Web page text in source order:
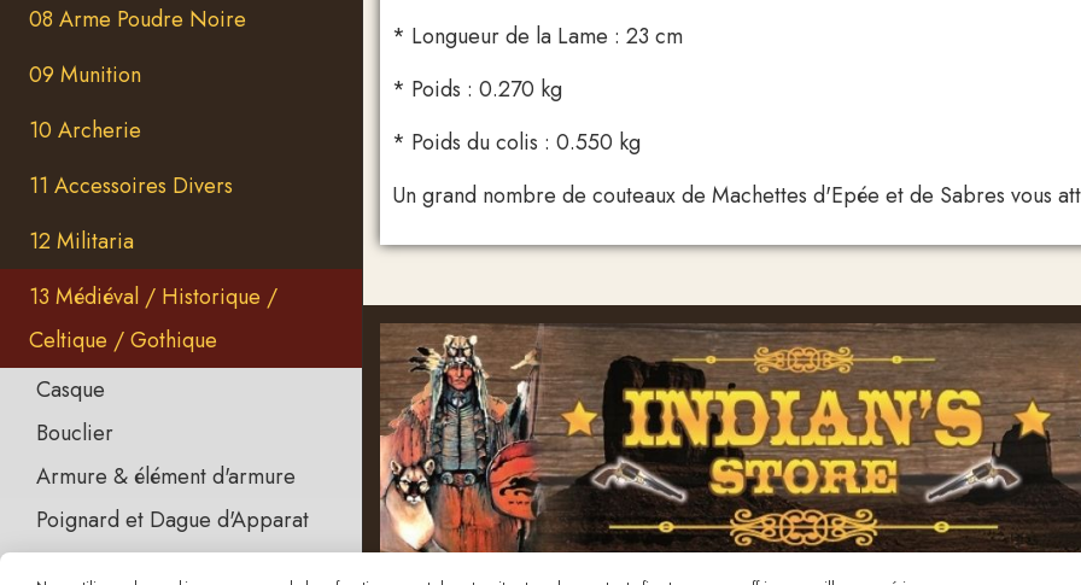
08 Arme Poudre Noire
09 Munition
10 Archerie
11 Accessoires Divers
12 Militaria
13 Médiéval / Historique /
Celtique / Gothique
Casque
Bouclier
Armure & élément d'armure
Poignard et Dague d'Apparat
Poignard et Dague Forgés
* Longueur de la Lame : 23 cm
* Poids : 0.270 kg
* Poids du colis : 0.550 kg
Un grand nombre de couteaux de Machettes d'Epée et de Sabres vous